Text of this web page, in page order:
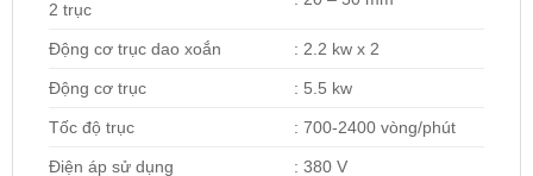
2 trục
Động cơ trục dao xoắn : 2.2 kw x 2
Động cơ trục : 5.5 kw
Tốc độ trục : 700-2400 vòng/phút
Điện áp sử dụng : 380 V